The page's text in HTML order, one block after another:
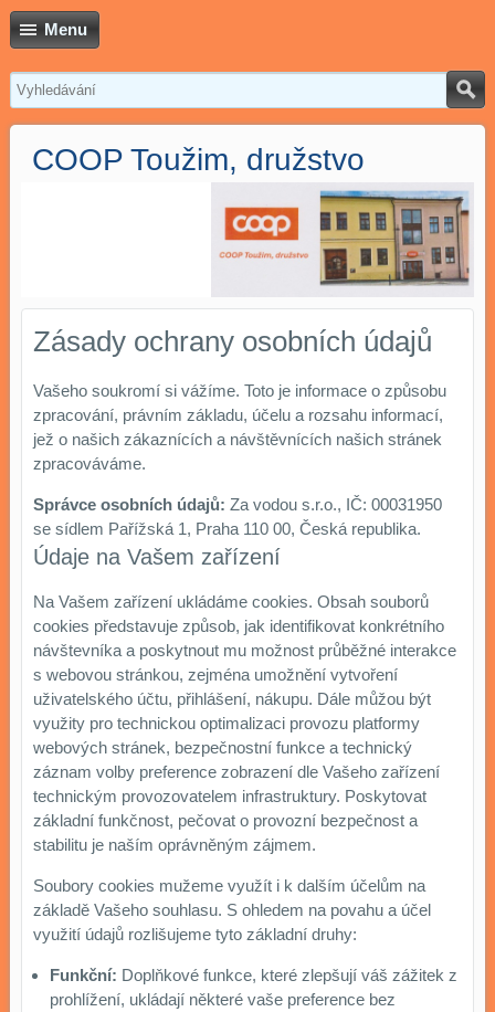
Menu
COOP Toužim, družstvo
Zásady ochrany osobních údajů
Vašeho soukromí si vážíme. Toto je informace o způsobu
zpracování, právním základu, účelu a rozsahu informací,
jež o našich zákaznících a návštěvnících našich stránek
zpracováváme.
Správce osobních údajů: Za vodou s.r.o., IČ: 00031950
se sídlem Pařížská 1, Praha 110 00, Česká republika.
Údaje na Vašem zařízení
Na Vašem zařízení ukládáme cookies. Obsah souborů
cookies představuje způsob, jak identifikovat konkrétního
návštevníka a poskytnout mu možnost průběžné interakce
s webovou stránkou, zejména umožnění vytvoření
uživatelského účtu, přihlášení, nákupu. Dále můžou být
využity pro technickou optimalizaci provozu platformy
webových stránek, bezpečnostní funkce a technický
záznam volby preference zobrazení dle Vašeho zařízení
technickým provozovatelem infrastruktury. Poskytovat
základní funkčnost, pečovat o provozní bezpečnost a
stabilitu je naším oprávněným zájmem.
Soubory cookies mužeme využít i k dalším účelům na
základě Vašeho souhlasu. S ohledem na povahu a účel
využití údajů rozlišujeme tyto základní druhy:
Funkční: Doplňkové funkce, které zlepšují váš zážitek z
prohlížení, ukládají některé vaše preference bez